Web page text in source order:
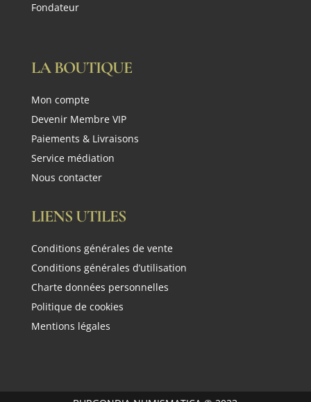
Fondateur
LA BOUTIQUE
Mon compte
Devenir Membre VIP
Paiements & Livraisons
Service médiation
Nous contacter
LIENS UTILES
Conditions générales de vente
Conditions générales d’utilisation
Charte données personnelles
Politique de cookies
Mentions légales